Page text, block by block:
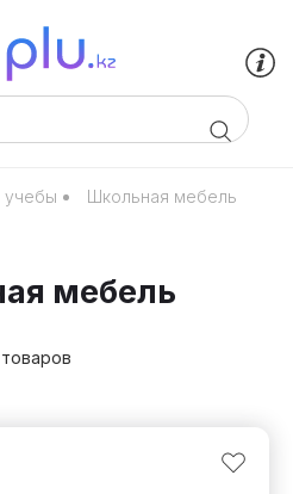
учебы Школьная мебель
мебель
товаров